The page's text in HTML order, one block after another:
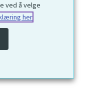
AS
ved å velge
her